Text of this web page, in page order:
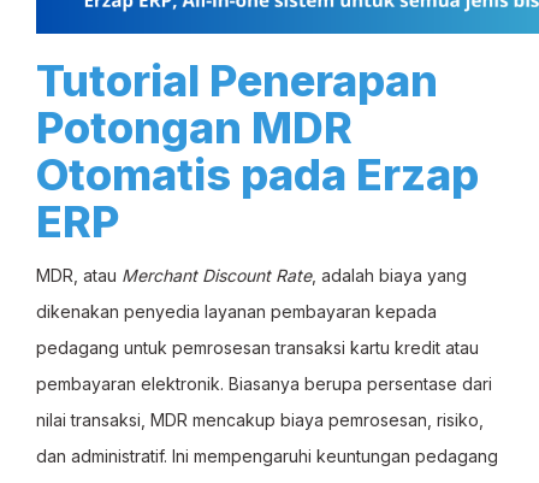
Tutorial Penerapan
Potongan MDR
Otomatis pada Erzap
ERP
MDR, atau Merchant Discount Rate, adalah biaya yang
dikenakan penyedia layanan pembayaran kepada
pedagang untuk pemrosesan transaksi kartu kredit atau
pembayaran elektronik. Biasanya berupa persentase dari
nilai transaksi, MDR mencakup biaya pemrosesan, risiko,
dan administratif. Ini mempengaruhi keuntungan pedagang